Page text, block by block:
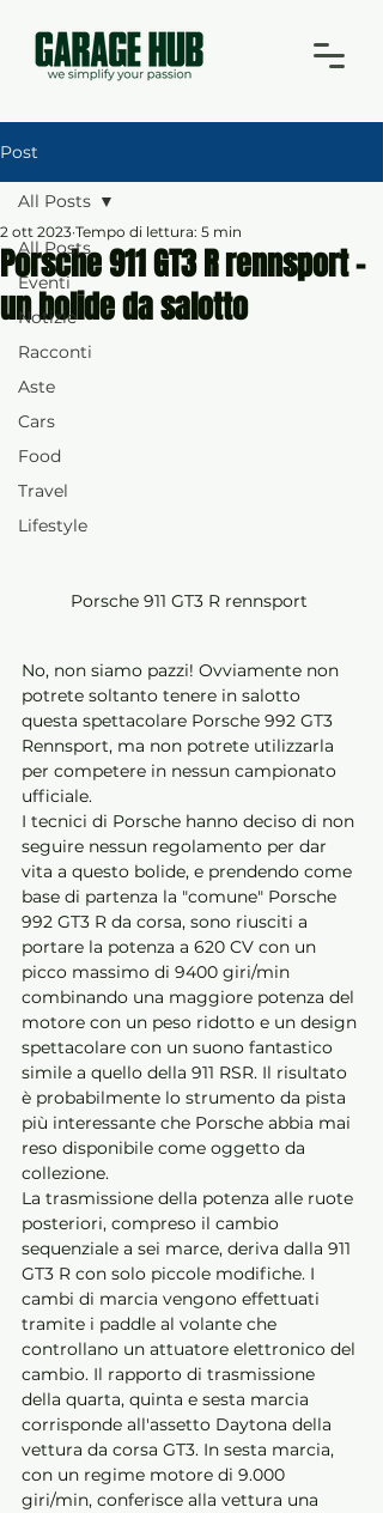
Post
All Posts
Eventi
Notizie
Racconti
Aste
Cars
Food
Travel
Lifestyle
All Posts
Porsche 911 GT3 R rennsport -
un bolide da salotto
2 ott 2023 Tempo di lettura: 5 min
Porsche 911 GT3 R rennsport
No, non siamo pazzi! Ovviamente non
potrete soltanto tenere in salotto
questa spettacolare Porsche 992 GT3
Rennsport, ma non potrete utilizzarla
per competere in nessun campionato
ufficiale.
I tecnici di Porsche hanno deciso di non
seguire nessun regolamento per dar
vita a questo bolide, e prendendo come
base di partenza la "comune" Porsche
992 GT3 R da corsa, sono riusciti a
portare la potenza a 620 CV con un
picco massimo di 9400 giri/min
combinando una maggiore potenza del
motore con un peso ridotto e un design
spettacolare con un suono fantastico
simile a quello della 911 RSR. Il risultato
è probabilmente lo strumento da pista
più interessante che Porsche abbia mai
reso disponibile come oggetto da
collezione.
La trasmissione della potenza alle ruote
posteriori, compreso il cambio
sequenziale a sei marce, deriva dalla 911
GT3 R con solo piccole modifiche. I
cambi di marcia vengono effettuati
tramite i paddle al volante che
controllano un attuatore elettronico del
cambio. Il rapporto di trasmissione
della quarta, quinta e sesta marcia
corrisponde all'assetto Daytona della
vettura da corsa GT3. In sesta marcia,
con un regime motore di 9.000
giri/min, conferisce alla vettura una